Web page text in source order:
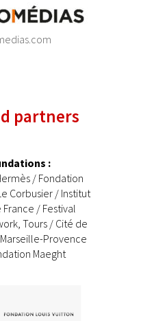
partners
:
/ Fondation
Corbusier / Institut
/ Festival
Tours / Cité de
Provence
Maeght